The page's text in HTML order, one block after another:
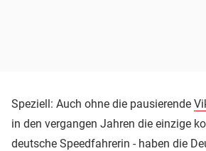
Speziell: Auch ohne die pausierende
in den vergangen Jahren die einzige
deutsche Speedfahrerin - haben die